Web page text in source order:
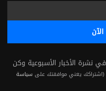
في نشرة الأخبار الأسبوعية وكن
(اشتراكك يعني موافقتك على سياسة